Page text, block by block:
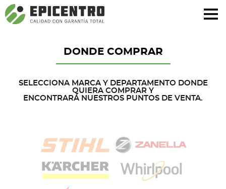
¿Olvidó su contraseña?Regístrese aquí
DONDE COMPRAR
SELECCIONA MARCA Y DEPARTAMENTO DONDE
QUIERA COMPRAR Y
ENCONTRARÁ NUESTROS PUNTOS DE VENTA.